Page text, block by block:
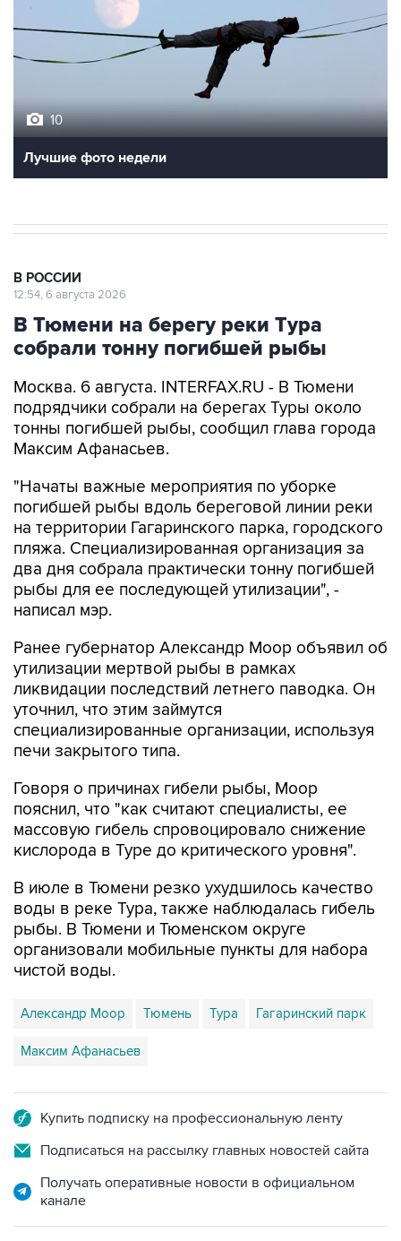
10
Лучшие фото недели
В РОССИИ
12:54, 6 августа 2026
В Тюмени на берегу реки Тура
собрали тонну погибшей рыбы
Москва. 6 августа. INTERFAX.RU - В Тюмени
подрядчики собрали на берегах Туры около
тонны погибшей рыбы, сообщил глава города
Максим Афанасьев.
"Начаты важные мероприятия по уборке
погибшей рыбы вдоль береговой линии реки
на территории Гагаринского парка, городского
пляжа. Специализированная организация за
два дня собрала практически тонну погибшей
рыбы для ее последующей утилизации", -
написал мэр.
Ранее губернатор Александр Моор объявил об
утилизации мертвой рыбы в рамках
ликвидации последствий летнего паводка. Он
уточнил, что этим займутся
специализированные организации, используя
печи закрытого типа.
Говоря о причинах гибели рыбы, Моор
пояснил, что "как считают специалисты, ее
массовую гибель спровоцировало снижение
кислорода в Туре до критического уровня".
В июле в Тюмени резко ухудшилось качество
воды в реке Тура, также наблюдалась гибель
рыбы. В Тюмени и Тюменском округе
организовали мобильные пункты для набора
чистой воды.
Александр Моор Тюмень Тура Гагаринский парк
Максим Афанасьев
Купить подписку на профессиональную ленту
Подписаться на рассылку главных новостей сайта
Получать оперативные новости в официальном
канале